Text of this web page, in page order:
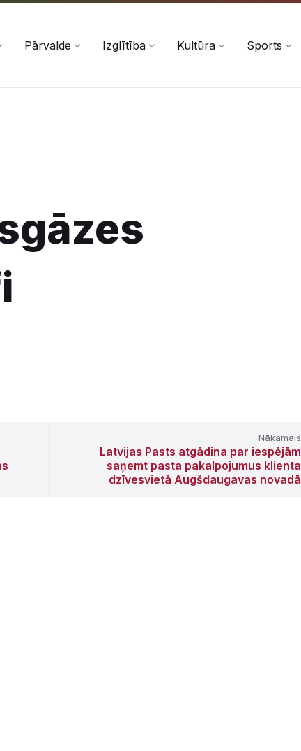
Pārvalde Izglītība Kultūra Sports
Nākamais
Latvijas Pasts atgādina par iespējām
saņemt pasta pakalpojumus klienta
dzīvesvietā Augšdaugavas novadā